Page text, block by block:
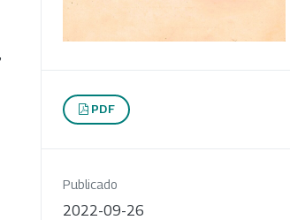
PDF
Publicado
2022-09-26